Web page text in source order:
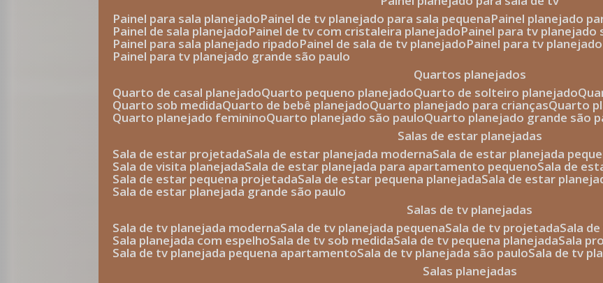
painel para sala planejado painel de tv planejado para sala pequena painel planejado
painel de sala planejado painel de tv com cristaleira planejado painel para tv planejado
painel para sala planejado ripado painel de sala de tv planejado painel para tv
painel para tv planejado grande são paulo
quartos planejados
quarto de casal planejado
quarto pequeno planejado quarto de solteiro planejado
quarto sob medida quarto de bebê planejado quarto planejado para crianças quarto
quarto planejado feminino quarto planejado são paulo
quarto planejado grande são
salas de estar planejadas
sala de estar projetada sala de estar planejada moderna sala de estar planejada
sala de visita planejada sala de estar planejada para apartamento pequeno sala de
sala de estar pequena projetada sala de estar pequena planejada sala de estar
sala de estar planejada grande são paulo
salas de tv planejadas
sala de tv planejada moderna sala de tv planejada pequena sala de tv projetada sala
sala planejada com espelho sala de tv sob medida sala de tv pequena planejada sala
sala de tv planejada pequena apartamento sala de tv planejada são paulo sala de tv
salas planejadas